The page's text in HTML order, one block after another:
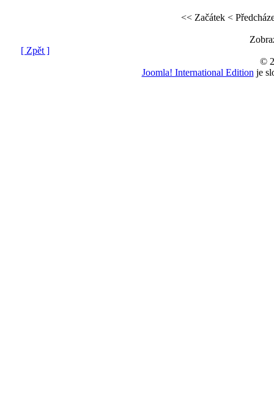
<< Začátek <
[ Zpět ]
©
Joomla! International Edition je